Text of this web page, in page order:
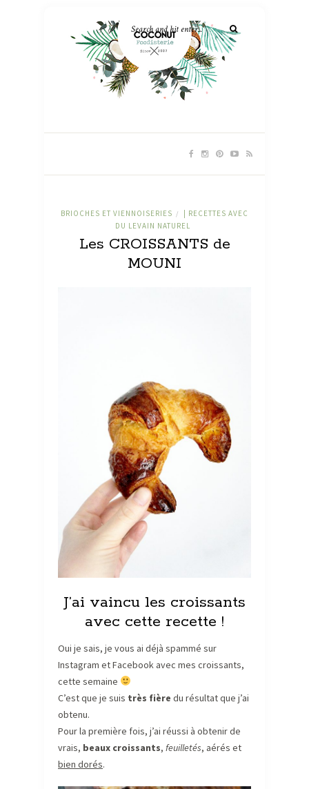
BRIOCHES ET VIENNOISERIES /
| RECETTES AVEC
DU LEVAIN NATUREL
Les CROISSANTS de
MOUNI
J’ai vaincu les croissants
avec cette recette !
Oui je sais, je vous ai déjà spammé sur
Instagram et Facebook avec mes croissants,
cette semaine
C’est que je suis très fière du résultat que j’ai
obtenu.
Pour la première fois, j’ai réussi à obtenir de
vrais, beaux croissants, feuilletés, aérés et
bien dorés.